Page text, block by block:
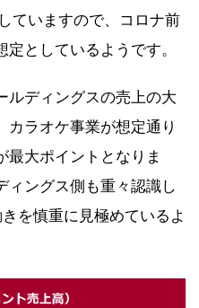
ていますので、コロナ前
としているようです。
ルディングスの売上の大
カラオケ事業が想定通り
最大ポイントとなりま
ィングス側も重々認識し
を慎重に見極めているよ